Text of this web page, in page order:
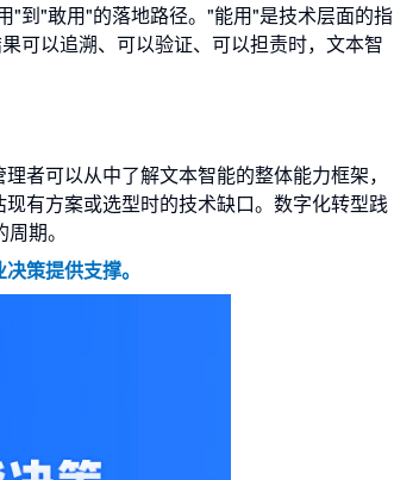
"到"敢用"的落地路径。"能用"是技术层面的指
可以追溯、可以验证、可以担责时，文本智
者可以从中了解文本智能的整体能力框架，
有方案或选型时的技术缺口。数字化转型践
期。
策提供支撑。